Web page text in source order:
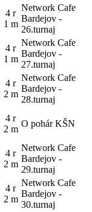
4 r
1 m
Network Cafe
Bardejov -
26.turnaj
4 r
1 m
Network Cafe
Bardejov -
27.turnaj
4 r
2 m
Network Cafe
Bardejov -
28.turnaj
4 r
2 m
O pohár KŠN
4 r
2 m
Network Cafe
Bardejov -
29.turnaj
4 r
2 m
Network Cafe
Bardejov -
30.turnaj